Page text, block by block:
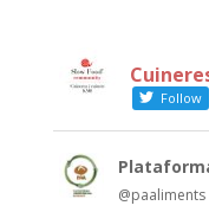
Follow
@paaliments